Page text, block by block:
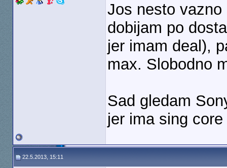
Jos nesto
dobijam po
jer imam deal),
max. Slobodno
Sad gledam
jer ima sing
22.5.2013, 15:11